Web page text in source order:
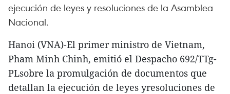
ejecución de leyes y resoluciones de la Asamblea
Nacional.
Hanoi (VNA)-El primer ministro de Vietnam,
Pham Minh Chinh, emitió el Despacho 692/TTg-
PLsobre la promulgación de documentos que
detallan la ejecución de leyes yresoluciones de